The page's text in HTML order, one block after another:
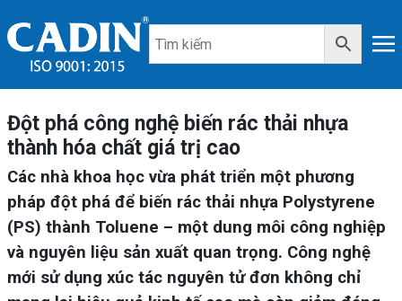
Đột phá công nghệ biến rác thải nhựa
thành hóa chất giá trị cao
Các nhà khoa học vừa phát triển một phương
pháp đột phá để biến rác thải nhựa Polystyrene
(PS) thành Toluene – một dung môi công nghiệp
và nguyên liệu sản xuất quan trọng. Công nghệ
mới sử dụng xúc tác nguyên tử đơn không chỉ